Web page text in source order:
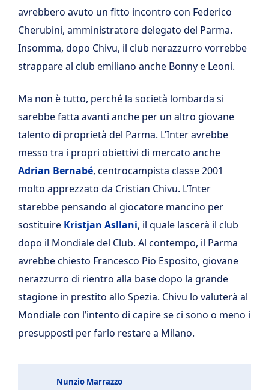
avrebbero avuto un fitto incontro con Federico
Cherubini, amministratore delegato del Parma.
Insomma, dopo Chivu, il club nerazzurro vorrebbe
strappare al club emiliano anche Bonny e Leoni.
Ma non è tutto, perché la società lombarda si
sarebbe fatta avanti anche per un altro giovane
talento di proprietà del Parma. L’Inter avrebbe
messo tra i propri obiettivi di mercato anche
Adrian Bernabé, centrocampista classe 2001
molto apprezzato da Cristian Chivu. L’Inter
starebbe pensando al giocatore mancino per
sostituire Kristjan Asllani, il quale lascerà il club
dopo il Mondiale del Club. Al contempo, il Parma
avrebbe chiesto Francesco Pio Esposito, giovane
nerazzurro di rientro alla base dopo la grande
stagione in prestito allo Spezia. Chivu lo valuterà al
Mondiale con l’intento di capire se ci sono o meno i
presupposti per farlo restare a Milano.
Nunzio Marrazzo